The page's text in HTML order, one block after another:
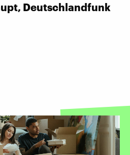
Deutschlandfunk